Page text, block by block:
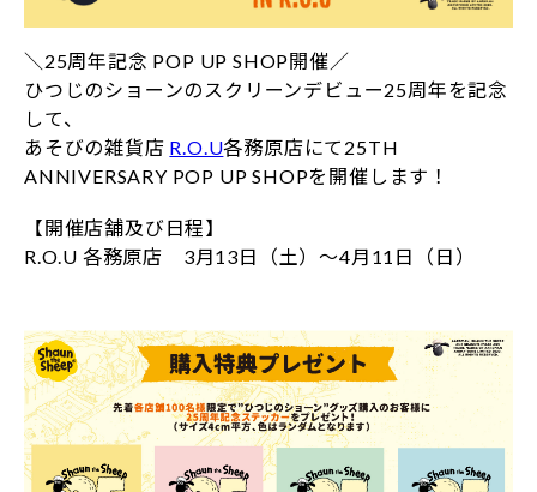
＼25周年記念 POP UP SHOP開催／
ひつじのショーンのスクリーンデビュー25周年を記念
して、
あそびの雑貨店 R.O.U各務原店にて25TH
ANNIVERSARY POP UP SHOPを開催します！
【開催店舗及び日程】
R.O.U 各務原店 3月13日（土）～4月11日（日）